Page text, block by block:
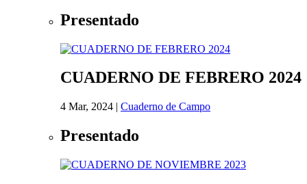
Presentado
CUADERNO DE FEBRERO 2024
4 Mar, 2024 | Cuaderno de Campo
Presentado